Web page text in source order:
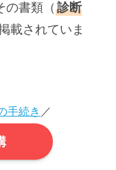
の書類（ 診断
載されていま
手続き ／